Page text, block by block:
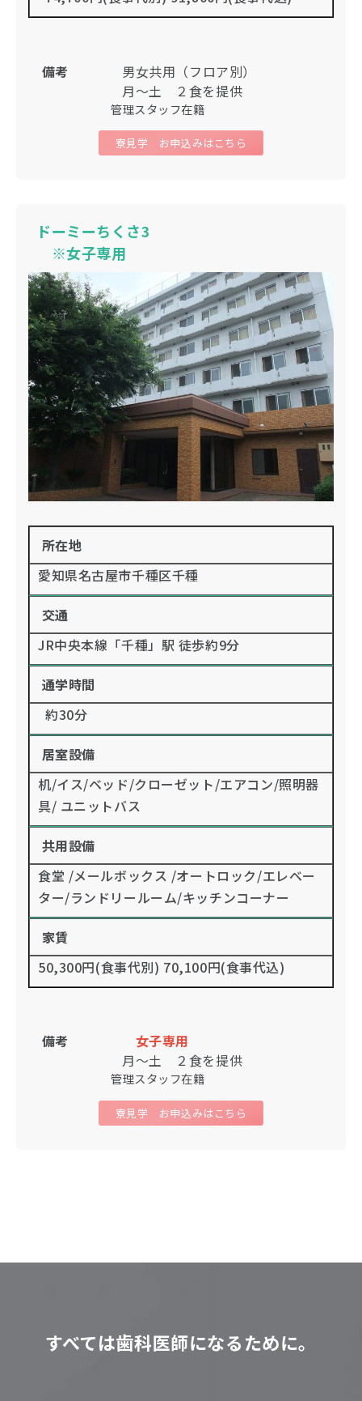
備考 男女共用（フロア別）
月〜土 ２食を提供
管理スタッフ在籍
寮見学 お申込みはこちら
ドーミーちくさ3
※女子専用
所在地
愛知県名古屋市千種区千種
交通
JR中央本線「千種」駅 徒歩約9分
通学時間
約30分
居室設備
机/イス/ベッド/クローゼット/エアコン/照明器
具/ ユニットバス
共用設備
食堂 /メールボックス /オートロック/エレベー
ター/ランドリールーム/キッチンコーナー
家賃
50,300円(食事代別) 70,100円(食事代込)
備考 女子専用
月〜土 ２食を提供
管理スタッフ在籍
寮見学 お申込みはこちら
すべては歯科医師になるために。